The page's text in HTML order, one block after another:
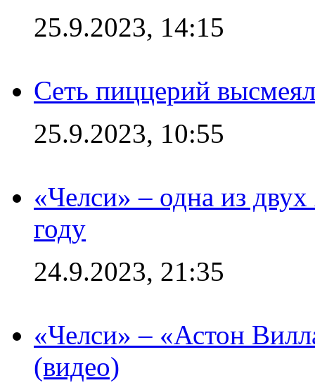
25.9.2023, 14:15
Сеть пиццерий
25.9.2023, 10:55
«Челси» – одна из
году
24.9.2023, 21:35
«Челси» – «Астон
(видео)